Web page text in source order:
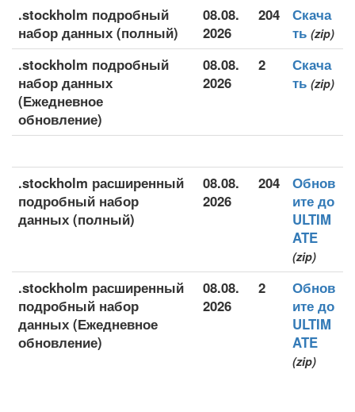
.stockholm подробный
набор данных (полный)
08.08.
2026
204
Скача
ть (zip)
.stockholm подробный
набор данных
(Ежедневное
обновление)
08.08.
2026
2
Скача
ть (zip)
.stockholm расширенный
подробный набор
данных (полный)
08.08.
2026
204
Обнов
ите до
ULTIM
ATE
(zip)
.stockholm расширенный
подробный набор
данных (Ежедневное
обновление)
08.08.
2026
2
Обнов
ите до
ULTIM
ATE
(zip)